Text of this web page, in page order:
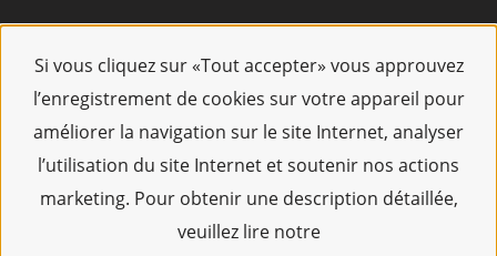
Si vous cliquez sur «Tout accepter» vous approuvez
l’enregistrement de cookies sur votre appareil pour
améliorer la navigation sur le site Internet, analyser
l’utilisation du site Internet et soutenir nos actions
marketing. Pour obtenir une description détaillée,
veuillez lire notre